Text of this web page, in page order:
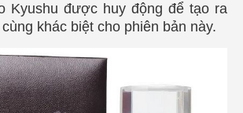
Kyushu được huy động để tạo ra
khác biệt cho phiên bản này.